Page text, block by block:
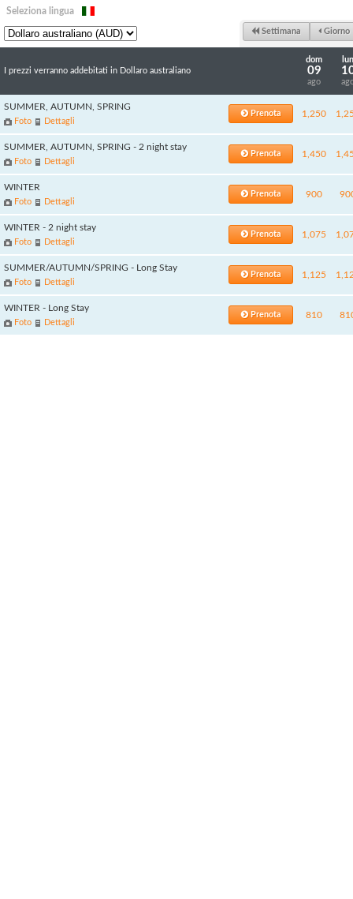
Seleziona lingua
Settimana Giorno
I prezzi verranno addebitati in Dollaro australiano
dom
09
ago
lun
SUMMER, AUTUMN, SPRING
Foto Dettagli
Prenota 1,250
SUMMER, AUTUMN, SPRING - 2 night stay
Foto Dettagli
Prenota 1,450
WINTER
Foto Dettagli
Prenota 900
WINTER - 2 night stay
Foto Dettagli
Prenota 1,075
SUMMER/AUTUMN/SPRING - Long Stay
Foto Dettagli
Prenota 1,125
WINTER - Long Stay
Foto Dettagli
Prenota 810